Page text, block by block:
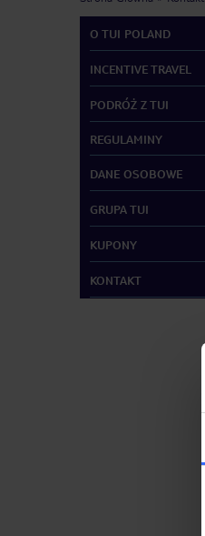
O TUI POLAND
INCENTIVE TRAVEL
PODRÓŻ Z TUI
REGULAMINY
DANE OSOBOWE
GRUPA TUI
KUPONY
KONTAKT